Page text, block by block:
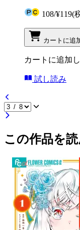
108/¥119(
カートに追
カートに追加
試し読み
この作品を